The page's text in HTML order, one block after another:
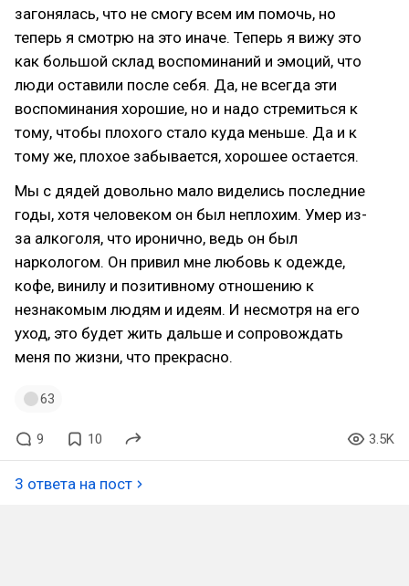
загонялась, что не смогу всем им помочь, но
теперь я смотрю на это иначе. Теперь я вижу это
как большой склад воспоминаний и эмоций, что
люди оставили после себя. Да, не всегда эти
воспоминания хорошие, но и надо стремиться к
тому, чтобы плохого стало куда меньше. Да и к
тому же, плохое забывается, хорошее остается.
Мы с дядей довольно мало виделись последние
годы, хотя человеком он был неплохим. Умер из-
за алкоголя, что иронично, ведь он был
наркологом. Он привил мне любовь к одежде,
кофе, винилу и позитивному отношению к
незнакомым людям и идеям. И несмотря на его
уход, это будет жить дальше и сопровождать
меня по жизни, что прекрасно.
63
9 10 3.5K
3 ответа на пост